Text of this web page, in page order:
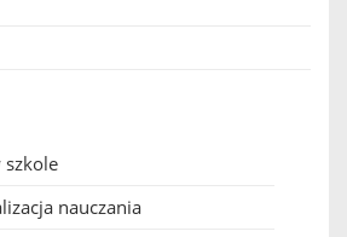
szkole
nauczania